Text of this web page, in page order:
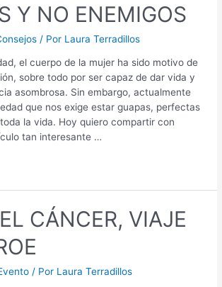
Y NO ENEMIGOS
/ Por Laura Terradillos
el cuerpo de la mujer ha sido motivo de
sobre todo por ser capaz de dar vida y
asombrosa. Sin embargo, actualmente
que nos exige estar guapas, perfectas
la vida. Hoy quiero compartir con
tan interesante …
CÁNCER, VIAJE
/ Por Laura Terradillos